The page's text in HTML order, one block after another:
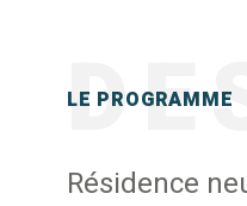
LE PROGRAMME
Résidence